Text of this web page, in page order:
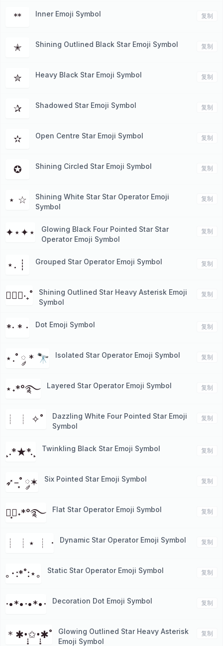
ᕯ Inner Emoji Symbol 复制
✭ Shining Outlined Black Star Emoji Symbol 复制
✮ Heavy Black Star Emoji Symbol 复制
✰ Shadowed Star Emoji Symbol 复制
✫ Open Centre Star Emoji Symbol 复制
✪ Shining Circled Star Emoji Symbol 复制
⋆ ☆
Shining White Star Star Operator Emoji
Symbol
复制
✦⋆✦⋆
Glowing Black Four Pointed Star Star
Operator Emoji Symbol
复制
⋆. ┊ ⁭ Grouped Star Operator Emoji Symbol 复制
✱ੈ✩‧₊˚
Shining Outlined Star Heavy Asterisk Emoji
Symbol
复制
*· * · Dot Emoji Symbol 复制
⋆.˚ ༘ * 🔭 Isolated Star Operator Emoji Symbol 复制
⋆˖*°࿐ Layered Star Operator Emoji Symbol 复制
┊ ┊ ✧˚ ⁭
Dazzling White Four Pointed Star Emoji
Symbol
复制
¸.*★*.¸⁭ Twinkling Black Star Emoji Symbol 复制
➶–͙˚ ༘✶ Six Pointed Star Emoji Symbol 复制
┊͙⋆˖*°࿐ Flat Star Operator Emoji Symbol 复制
┊ ┊⋆ ┊ · Dynamic Star Operator Emoji Symbol 复制
｡･:*˚:⋆｡ Static Star Operator Emoji Symbol 复制
·•*•·•*•· Decoration Dot Emoji Symbol 复制
＊✱•̩̩͙✩•̩̩͙✱˚
Glowing Outlined Star Heavy Asterisk
Emoji Symbol
复制